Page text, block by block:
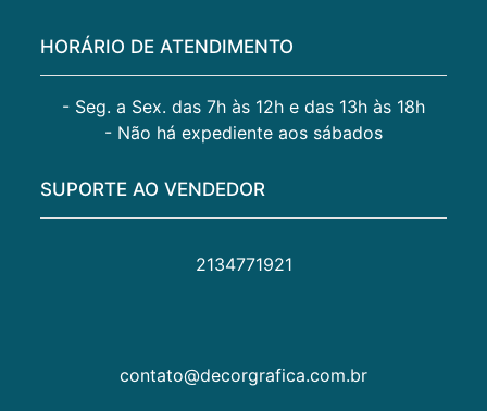
HORÁRIO DE ATENDIMENTO
- Seg. a Sex. das 7h às 12h e das 13h às 18h
- Não há expediente aos sábados
SUPORTE AO VENDEDOR
2134771921
contato@decorgrafica.com.br